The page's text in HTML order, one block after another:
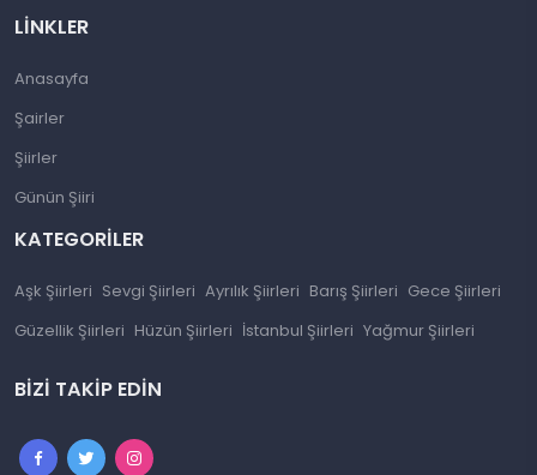
LINKLER
Anasayfa
Şairler
Şiirler
Günün Şiiri
KATEGORILER
Aşk Şiirleri Sevgi Şiirleri Ayrılık Şiirleri Barış Şiirleri Gece Şiirleri
Güzellik Şiirleri Hüzün Şiirleri İstanbul Şiirleri Yağmur Şiirleri
BIZI TAKIP EDIN